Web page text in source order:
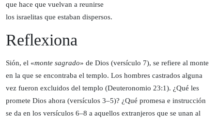
que hace que vuelvan a reunirse
los israelitas que estaban dispersos.
Reflexiona
Sión, el «monte sagrado» de Dios (versículo 7), se refiere al monte
en la que se encontraba el templo. Los hombres castrados alguna
vez fueron excluidos del templo (Deuteronomio 23:1). ¿Qué les
promete Dios ahora (versículos 3–5)? ¿Qué promesa e instrucción
se da en los versículos 6–8 a aquellos extranjeros que se unan al